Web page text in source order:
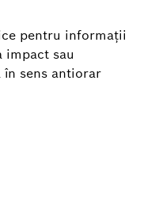
pentru informații
impact sau
în sens antiorar